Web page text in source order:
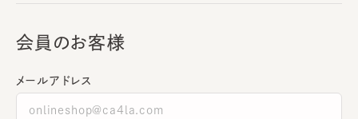
会員のお客様
メールアドレス